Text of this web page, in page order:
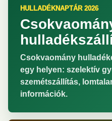
HULLADÉKNAPTÁR 2026
Csokvaomány
egy helyen: szelektív
szemétszállítás,
információk.